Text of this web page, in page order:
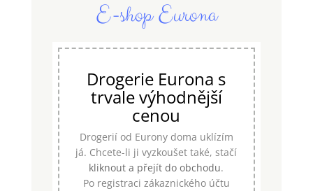
E-shop Eurona
Drogerie Eurona s
trvale výhodnější
cenou
Drogerií od Eurony doma uklízím
já. Chcete-li ji vyzkoušet také, stačí
kliknout a přejít do obchodu.
Po registraci zákaznického účtu